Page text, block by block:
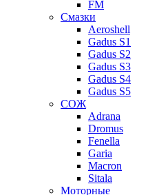
FM
Смазки
Aeroshell
Gadus S1
Gadus S2
Gadus S3
Gadus S4
Gadus S5
СОЖ
Adrana
Dromus
Fenella
Garia
Macron
Sitala
Моторные